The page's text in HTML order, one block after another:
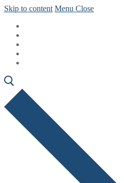
Skip to content Menu Close